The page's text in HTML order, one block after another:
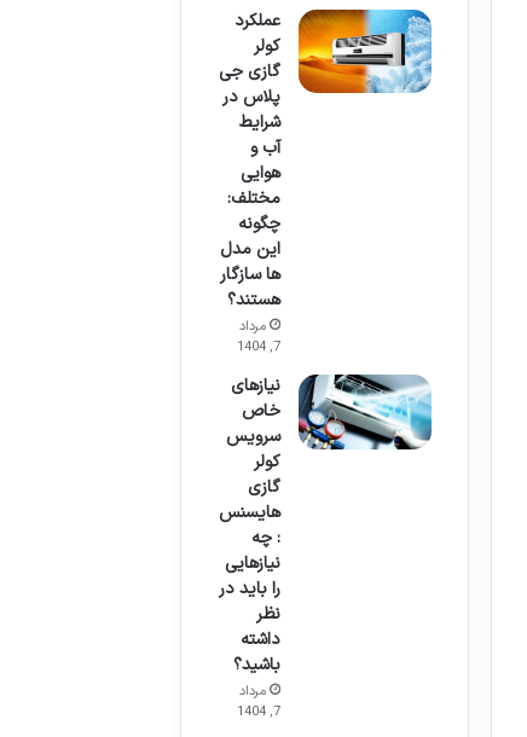
عملکرد
کولر
گازی جی
پلاس در
شرایط
آب و
هوایی
مختلف:
چگونه
این مدل
ها سازگار
هستند؟
مرداد
7, 1404
نیازهای
خاص
سرویس
کولر
گازی
هایسنس
: چه
نیازهایی
را باید در
نظر
داشته
باشید؟
مرداد
7, 1404